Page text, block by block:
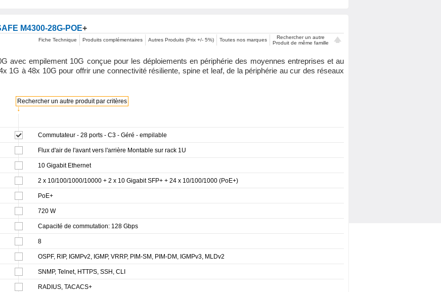
M4300-28G-POE+
Fiche Technique Produits complémentaires Autres Produits (Prix +/- 5%) Toutes nos marques
Rechercher un autre
Produit de même famille
avec empilement 10G conçue pour les déploiements en périphérie des moyennes entreprises et au
1G à 48x 10G pour offrir une connectivité résiliente, spine et leaf, de la périphérie au cur des réseaux
↓
Rechercher un autre produit par critères
Commutateur - 28 ports - C3 - Géré - empilable
Flux d'air de l'avant vers l'arrière Montable sur rack 1U
10 Gigabit Ethernet
2 x 10/100/1000/10000 + 2 x 10 Gigabit SFP+ + 24 x 10/100/1000 (PoE+)
PoE+
720 W
Capacité de commutation: 128 Gbps
8
OSPF, RIP, IGMPv2, IGMP, VRRP, PIM-SM, PIM-DM, IGMPv3, MLDv2
SNMP, Telnet, HTTPS, SSH, CLI
RADIUS, TACACS+